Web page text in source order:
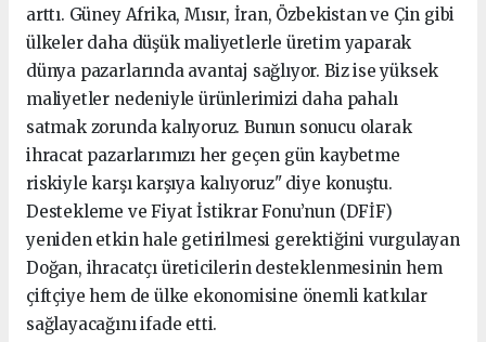
arttı. Güney Afrika, Mısır, İran, Özbekistan ve Çin gibi
ülkeler daha düşük maliyetlerle üretim yaparak
dünya pazarlarında avantaj sağlıyor. Biz ise yüksek
maliyetler nedeniyle ürünlerimizi daha pahalı
satmak zorunda kalıyoruz. Bunun sonucu olarak
ihracat pazarlarımızı her geçen gün kaybetme
riskiyle karşı karşıya kalıyoruz" diye konuştu.
Destekleme ve Fiyat İstikrar Fonu’nun (DFİF)
yeniden etkin hale getirilmesi gerektiğini vurgulayan
Doğan, ihracatçı üreticilerin desteklenmesinin hem
çiftçiye hem de ülke ekonomisine önemli katkılar
sağlayacağını ifade etti.